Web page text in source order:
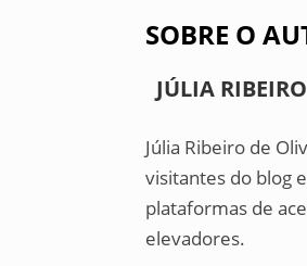
SOBRE O
JÚLIA
Júlia Ribeiro de
visitantes do blog
plataformas de
elevadores.